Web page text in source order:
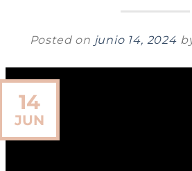
Posted on junio 14, 2024
14
JUN